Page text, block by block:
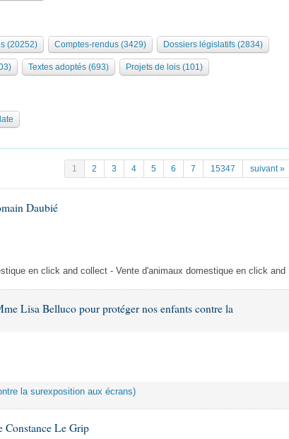
(20252) Comptes-rendus (3429) Dossiers législatifs (2834)
Textes adoptés (693) Projets de lois (101)
1 2 3 4 5 6 7 15347 suivant »
Daubié
en click and collect - Vente d'animaux domestique en click and
Lisa Belluco pour protéger nos enfants contre la
la surexposition aux écrans)
Constance Le Grip